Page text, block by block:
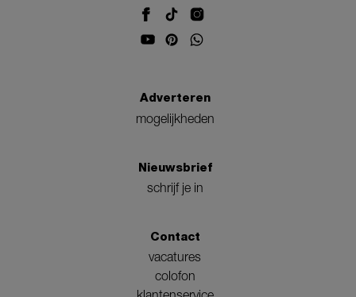
Adverteren
mogelijkheden
Nieuwsbrief
schrijf je in
Contact
vacatures
colofon